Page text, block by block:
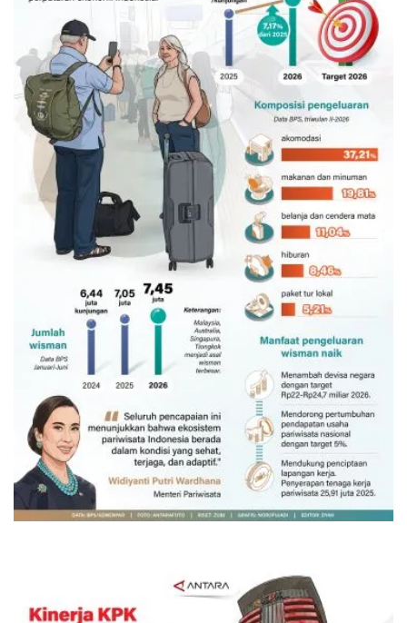
Belanja turis asing beri angin segar
bagi ekonomi
Kemarin 09:00